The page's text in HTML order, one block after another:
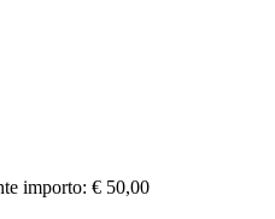
importo: € 50,00